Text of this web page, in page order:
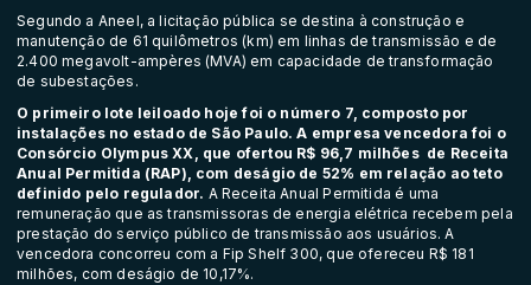
Segundo a Aneel, a licitação pública se destina à construção e
manutenção de 61 quilômetros (km) em linhas de transmissão e de
2.400 megavolt-ampères (MVA) em capacidade de transformação
de subestações.
O primeiro lote leiloado hoje foi o número 7, composto por
instalações no estado de São Paulo. A empresa vencedora foi o
Consórcio Olympus XX, que ofertou R$ 96,7 milhões de Receita
Anual Permitida (RAP), com deságio de 52% em relação ao teto
definido pelo regulador. A Receita Anual Permitida é uma
remuneração que as transmissoras de energia elétrica recebem pela
prestação do serviço público de transmissão aos usuários. A
vencedora concorreu com a Fip Shelf 300, que ofereceu R$ 181
milhões, com deságio de 10,17%.